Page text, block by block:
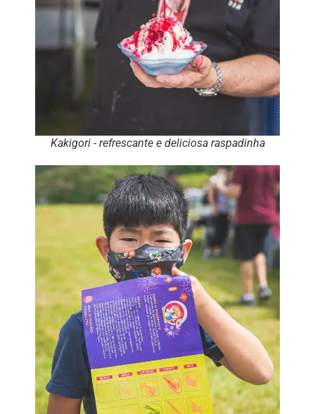
Kakigori - refrescante e deliciosa raspadinha